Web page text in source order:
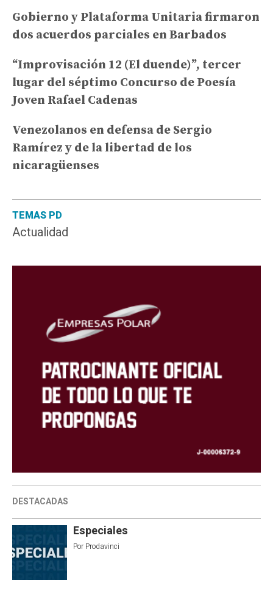
TEMAS PD
Actualidad
DESTACADAS
Especiales
Por Prodavinci
Gobierno y Plataforma Unitaria firmaron
dos acuerdos parciales en Barbados
“Improvisación 12 (El duende)”, tercer
lugar del séptimo Concurso de Poesía
Joven Rafael Cadenas
Venezolanos en defensa de Sergio
Ramírez y de la libertad de los
nicaragüenses